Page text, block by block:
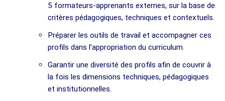
5 formateurs-apprenants externes, sur la base de
critères pédagogiques, techniques et contextuels.
Préparer les outils de travail et accompagner ces
profils dans l’appropriation du curriculum.
Garantir une diversité des profils afin de couvrir à
la fois les dimensions techniques, pédagogiques
et institutionnelles.